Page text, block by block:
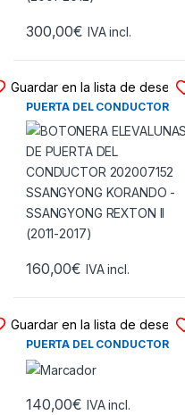
300,00€ IVA incl.
Guardar en la lista de deseos
BOTONERA ELEVALUNAS DE
PUERTA DEL CONDUCTOR
202007152 SSANGYONG
KORANDO – SSANGYONG
REXTON II (2011-2017)
160,00€ IVA incl.
Guardar en la lista de deseos
BOTONERA ELEVALUNAS DE
PUERTA DEL CONDUCTOR
REXTON (2006-2012)
140,00€ IVA incl.